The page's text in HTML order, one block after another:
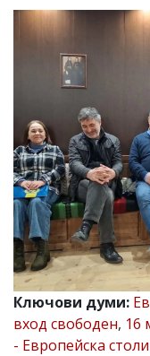
БИЗНЕС
Управители:
Василев,
email:
v.vasilev@flagman.bg
Катя
Касабова,
еmail:
Главен
редактор:
Иван
Колев,
email:
office@flagman.bg
Коментарите
Ключови думи:
вход свободен, 16
- Европейска